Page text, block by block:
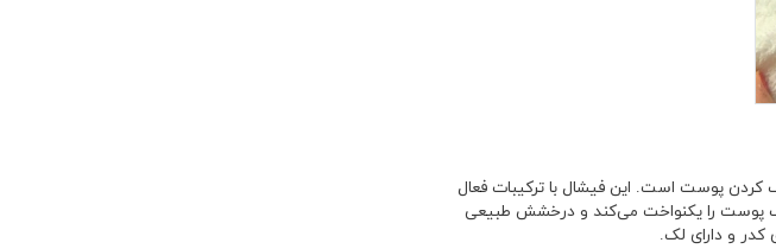
پوست است. این فیشال با ترکیبات فعال
پوست را یکنواخت می‌کند و درخشش طبیعی
کدر و دارای لک.